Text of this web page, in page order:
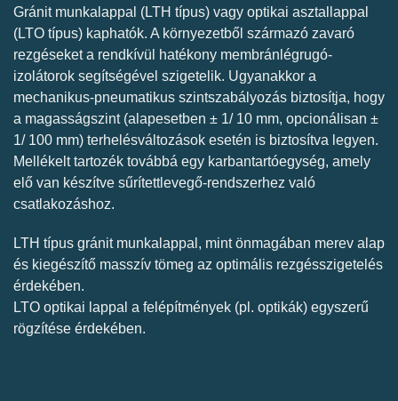
Gránit munkalappal (LTH típus) vagy optikai asztallappal
(LTO típus) kaphatók. A környezetből származó zavaró
rezgéseket a rendkívül hatékony membránlégrugó-
izolátorok segítségével szigetelik. Ugyanakkor a
mechanikus-pneumatikus szintszabályozás biztosítja, hogy
a magasságszint (alapesetben ± 1/ 10 mm, opcionálisan ±
1/ 100 mm) terhelésváltozások esetén is biztosítva legyen.
Mellékelt tartozék továbbá egy karbantartóegység, amely
elő van készítve sűrítettlevegő-rendszerhez való
csatlakozáshoz.
LTH típus gránit munkalappal, mint önmagában merev alap
és kiegészítő masszív tömeg az optimális rezgésszigetelés
érdekében.
LTO optikai lappal a felépítmények (pl. optikák) egyszerű
rögzítése érdekében.